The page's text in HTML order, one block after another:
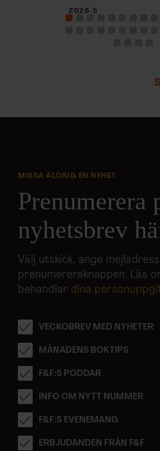
2026/5
MISSA ALDRIG EN NYHET
Prenumerera
nyhetsbrev
Välj utskick, ange
prenumereraknappen. Läs
behandlar dina
VECKOBREV MED NYHETER
MÅNADENS BOKTIPS
F&F:S PODDAR
INFO OM NYTT NUMMER
F&F:S EVENEMANG
ERBJUDANDEN FRÅN F&F